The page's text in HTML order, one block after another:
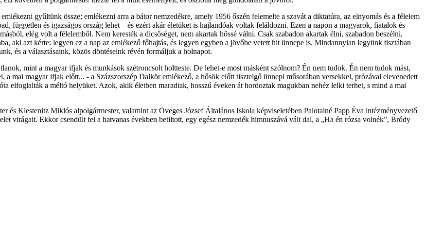
gyűltünk össze; emlékezni arra a bátor nemzedékre, amely 1956 őszén felemelte a szavát a diktatúra, az elnyomás és a félelem
független és igazságos ország lehet – és ezért akár életüket is hajlandóak voltak feláldozni. Ezen a napon a magyarok, fiatalok és
elég volt a félelemből. Nem keresték a dicsőséget, nem akartak hőssé válni. Csak szabadon akartak élni, szabadon beszélni,
aki azt kérte: legyen ez a nap az emlékező főhajtás, és legyen egyben a jövőbe vetett hit ünnepe is. Mindannyian legyünk tisztában
és a választásaink, közös döntéseink révén formáljuk a holnapot.
mint a magyar ifjak és munkások szétroncsolt holtteste. De lehet-e most másként szólnom? Én nem tudok. Én nem tudok mást,
mai magyar ifjak előtt... - a Százszorszép Dalkör emlékező, a hősök előtt tisztelgő ünnepi műsorában versekkel, prózával elevenedett
elfoglalták a méltó helyüket. Azok, akik életben maradtak, hosszú éveken át hordoztak magukban nehéz lelki terhet, s mind a mai
és Klestenitz Miklós alpolgármester, valamint az Öveges József Általános Iskola képviseletében Palotainé Papp Éva intézményvezető
virágait. Ekkor csendült fel a hatvanas években betiltott, egy egész nemzedék himnuszává vált dal, a „Ha én rózsa volnék”, Bródy